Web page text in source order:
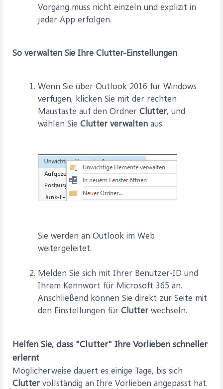
Vorgang muss nicht einzeln und explizit in
jeder App erfolgen.
So verwalten Sie Ihre Clutter-Einstellungen
Wenn Sie über Outlook 2016 für Windows
verfügen, klicken Sie mit der rechten
Maustaste auf den Ordner Clutter, und
wählen Sie Clutter verwalten aus.
Sie werden an Outlook im Web
weitergeleitet.
Melden Sie sich mit Ihrer Benutzer-ID und
Ihrem Kennwort für Microsoft 365 an.
Anschließend können Sie direkt zur Seite mit
den Einstellungen für Clutter wechseln.
Helfen Sie, dass "Clutter" Ihre Vorlieben schneller
erlernt
Möglicherweise dauert es einige Tage, bis sich
Clutter vollständig an Ihre Vorlieben angepasst hat.